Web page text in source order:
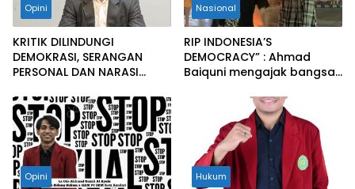
Opini
KRITIK DILINDUNGI
DEMOKRASI, SERANGAN
PERSONAL DAN NARASI
ADALAH PENYESATAN PUBLIK
Nasional
RIP INDONESIA’S
DEMOCRACY” : Ahmad
Baiquni mengajak bangsa
napas kehidupan.
Opini Hukum